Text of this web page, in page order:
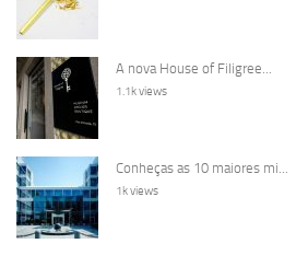
A nova House of Filigree...
1.1k views
Conheças as 10 maiores mi...
1k views